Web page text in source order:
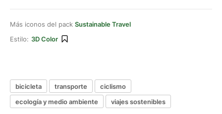
Más iconos del pack Sustainable Travel
Estilo: 3D Color
bicicleta transporte
ciclismo
ecología y medio ambiente
viajes sostenibles